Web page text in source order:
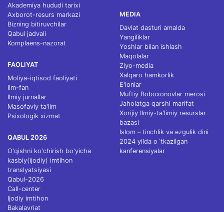
Akademiya hududi tarixi
Axborot-resurs markazi
Bizning bitiruvchilar
Qabul jadvali
Komplaens-nazorat
FAOLIYAT
Moliya-iqtisod faoliyati
Ilm-fan
Ilmiy jurnallar
Masofaviy ta'lim
Psixologik xizmat
QABUL 2026
O'qishni ko'chirish bo'yicha
kasbiy(ijodiy) imtihon
translyatsiyasi
Qabul-2026
Call-center
Ijodiy imtihon
Bakalavriat
MEDIA
Davlat dasturi amalda
Yangiliklar
Yoshlar bilan ishlash
Maqolalar
Ziyo-media
Xalqaro hamkorlik
E'lonlar
Muftiy Boboxonovlar merosi
Jaholatga qarshi marifat
Xorijiy Ilmiy-ta'limiy resurslar
bazasi
Islom – tinchlik va ezgulik dini
2024 yilda o`tkazilgan
kanferensiyalar